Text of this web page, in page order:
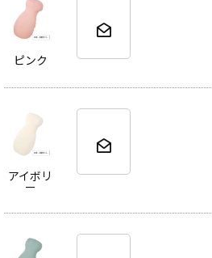
ピンク
アイボリ
ー